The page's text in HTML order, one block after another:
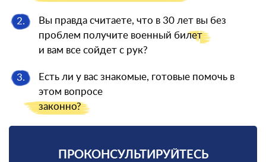
2.
Вы правда считаете, что в 30 лет вы без
проблем получите военный билет
и вам все сойдет с рук?
3.
Есть ли у вас знакомые, готовые помочь в
этом вопросе
законно?
ПРОКОНСУЛЬТИРУЙТЕСЬ